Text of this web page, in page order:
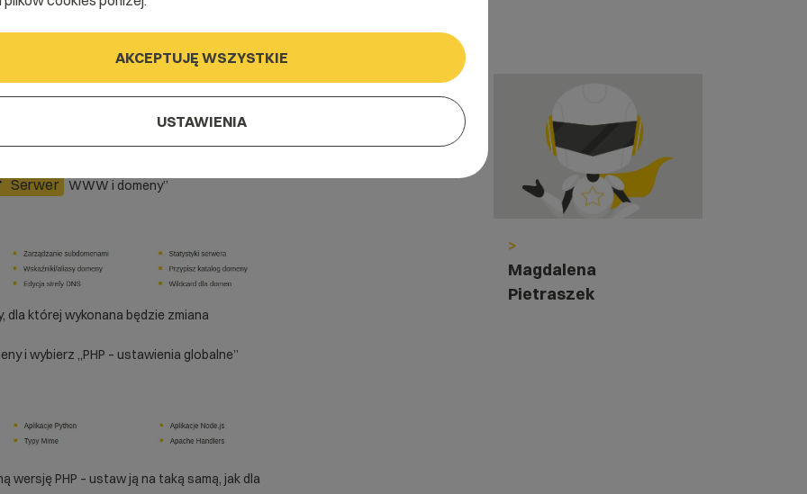
PHP
Serwer WWW i domeny”
dla której wykonana będzie zmiana
i wybierz „PHP – ustawienia globalne”
PHP – ustaw ją na taką samą, jak dla
>
Magdalena
Pietraszek
AKCEPTUJĘ WSZYSTKIE
USTAWIENIA